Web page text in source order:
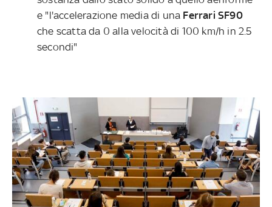
e "l'accelerazione media di una Ferrari SF90
che scatta da 0 alla velocità di 100 km/h in 2.5
secondi"